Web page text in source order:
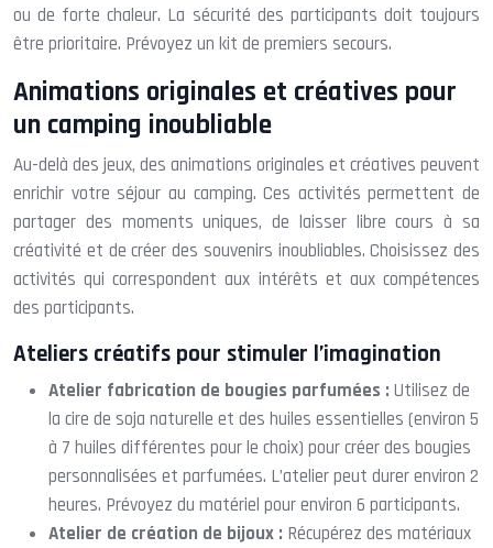
ou de forte chaleur. La sécurité des participants doit toujours
être prioritaire. Prévoyez un kit de premiers secours.
Animations originales et créatives pour
un camping inoubliable
Au-delà des jeux, des animations originales et créatives peuvent
enrichir votre séjour au camping. Ces activités permettent de
partager des moments uniques, de laisser libre cours à sa
créativité et de créer des souvenirs inoubliables. Choisissez des
activités qui correspondent aux intérêts et aux compétences
des participants.
Ateliers créatifs pour stimuler l’imagination
Atelier fabrication de bougies parfumées : Utilisez de
la cire de soja naturelle et des huiles essentielles (environ 5
à 7 huiles différentes pour le choix) pour créer des bougies
personnalisées et parfumées. L’atelier peut durer environ 2
heures. Prévoyez du matériel pour environ 6 participants.
Atelier de création de bijoux : Récupérez des matériaux